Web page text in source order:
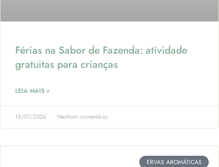
Férias na Sabor de Fazenda: atividade
gratuitas para crianças
LEIA MAIS »
15/07/2026 Nenhum comentário
ERVAS AROMÁTICAS